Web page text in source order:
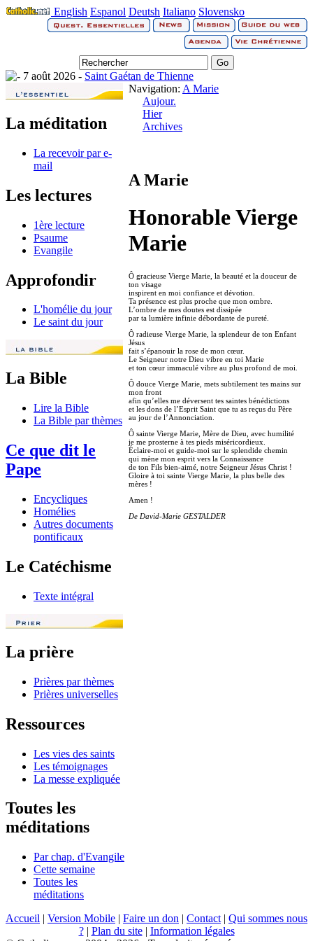
English Espanol Deutsh Italiano Slovensko
7 août 2026 - Saint Gaétan de Thienne
La méditation
La recevoir par e-
mail
Les lectures
1ère lecture
Psaume
Evangile
Approfondir
L'homélie du jour
Le saint du jour
La Bible
Lire la Bible
La Bible par thèmes
Ce que dit le
Pape
Encycliques
Homélies
Autres documents
pontificaux
Le Catéchisme
Texte intégral
La prière
Prières par thèmes
Prières universelles
Ressources
Les vies des saints
Les témoignages
La messe expliquée
Toutes les
méditations
Par chap. d'Evangile
Cette semaine
Toutes les
méditations
Navigation: A Marie
Aujour.
Hier
Archives
A Marie
Honorable Vierge
Marie
Ô gracieuse Vierge Marie, la beauté et la douceur de
ton visage
inspirent en moi confiance et dévotion.
Ta présence est plus proche que mon ombre.
L’ombre de mes doutes est dissipée
par ta lumière infinie débordante de pureté.
Ô radieuse Vierge Marie, la splendeur de ton Enfant
Jésus
fait s’épanouir la rose de mon cœur.
Le Seigneur notre Dieu vibre en toi Marie
et ton cœur immaculé vibre au plus profond de moi.
Ô douce Vierge Marie, mets subtilement tes mains sur
mon front
afin qu’elles me déversent tes saintes bénédictions
et les dons de l’Esprit Saint que tu as reçus du Père
au jour de l’Annonciation.
Ô sainte Vierge Marie, Mère de Dieu, avec humilité
je me prosterne à tes pieds miséricordieux.
Éclaire-moi et guide-moi sur le splendide chemin
qui mène mon esprit vers la Connaissance
de ton Fils bien-aimé, notre Seigneur Jésus Christ !
Gloire à toi sainte Vierge Marie, la plus belle des
mères !
Amen !
De David-Marie GESTALDER
Accueil | Version Mobile | Faire un don | Contact | Qui sommes nous
?| Plan du site| Information légales